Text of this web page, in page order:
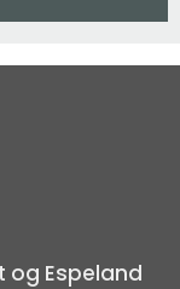
og Espeland